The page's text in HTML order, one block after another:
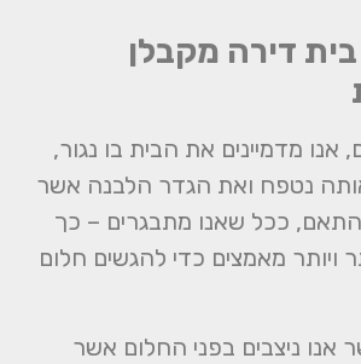
דירה מקבלן
אנו מדמיינים את הבית בו נגור,
נטפח ואת הגדר הלבנה אשר
ככל שאנו מתבגרים – כך
ויותר מאמצים כדי להגשים חלום
אנו ניצבים בפני החלום אשר